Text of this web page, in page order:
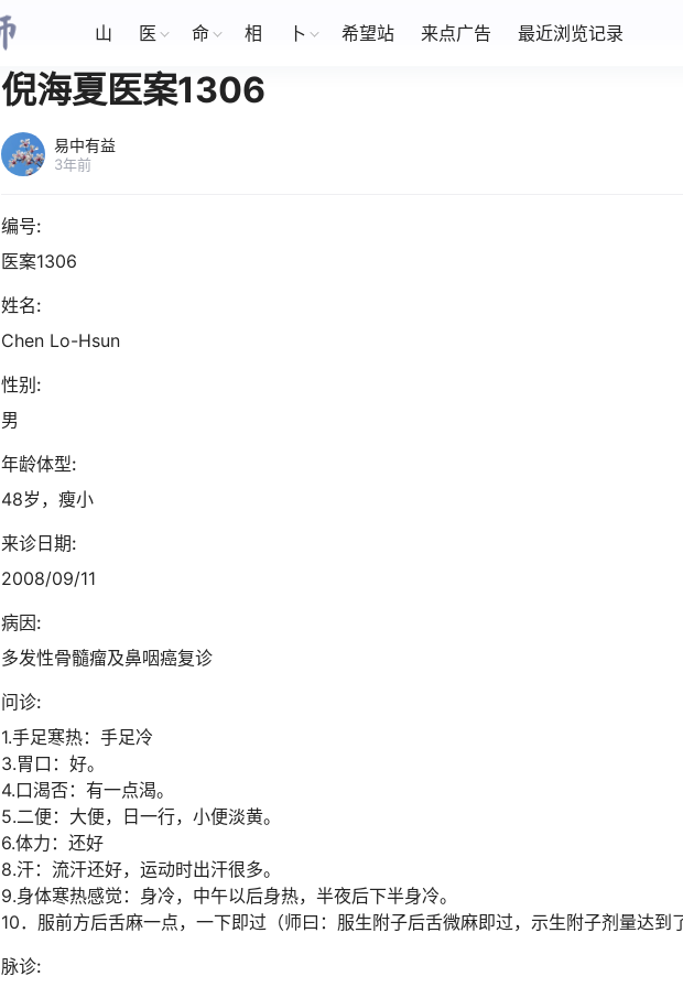
山 医 命 相 卜 希望站 来点广告 最近浏览记录
倪海夏医案1306
易中有益
3年前
编号:
医案1306
姓名:
Chen Lo-Hsun
性别:
男
年龄体型:
48岁，瘦小
来诊日期:
2008/09/11
病因:
多发性骨髓瘤及鼻咽癌复诊
问诊:
1.手足寒热：手足冷
3.胃口：好。
4.口渴否：有一点渴。
5.二便：大便，日一行，小便淡黄。
6.体力：还好
8.汗：流汗还好，运动时出汗很多。
9.身体寒热感觉：身冷，中午以后身热，半夜后下半身冷。
10．服前方后舌麻一点，一下即过（师曰：服生附子后舌微麻即过，示生附子剂量达到
脉诊: